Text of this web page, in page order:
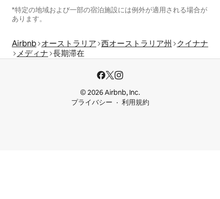
*特定の地域および一部の宿泊施設には例外が適用される場合が
あります。
Airbnb オーストラリア 西オーストラリア州
クイナナ
メディナ 長期滞在
© 2026 Airbnb, Inc.
プライバシー
利用規約